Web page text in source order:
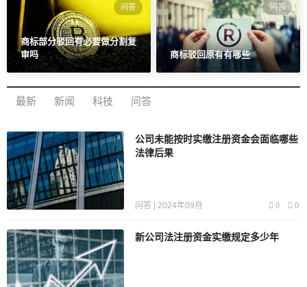
商标部分驳回有必要做分割复
审吗
问答
商标驳回原有有哪些
问答
最新 新闻 科技 问答
公司未能按时实缴注册资金会面临哪些
法律后果
问答 | 2024年09月 0 0
新公司法注册资金实缴规定多少年